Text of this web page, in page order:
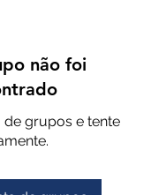
não foi
de grupos e tente